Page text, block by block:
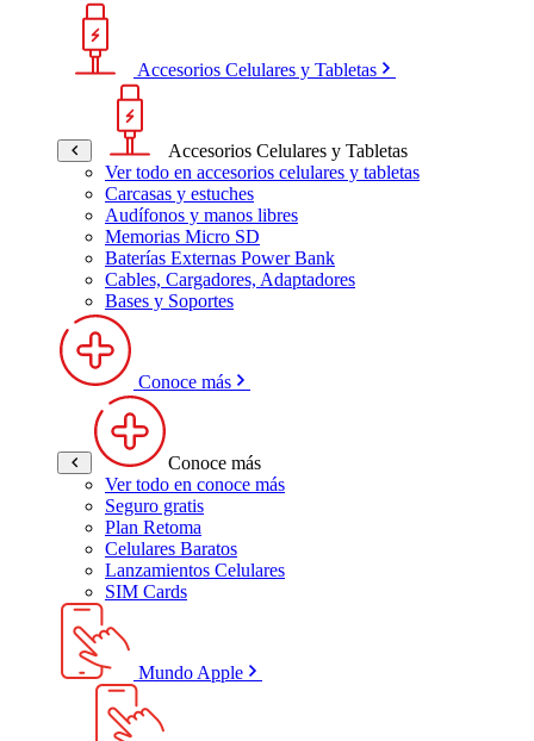
Accesorios Celulares y Tabletas
Accesorios Celulares y Tabletas
Ver todo en accesorios celulares y tabletas
Carcasas y estuches
Audífonos y manos libres
Memorias Micro SD
Baterías Externas Power Bank
Cables, Cargadores, Adaptadores
Bases y Soportes
Conoce más
Conoce más
Ver todo en conoce más
Seguro gratis
Plan Retoma
Celulares Baratos
Lanzamientos Celulares
SIM Cards
Mundo Apple